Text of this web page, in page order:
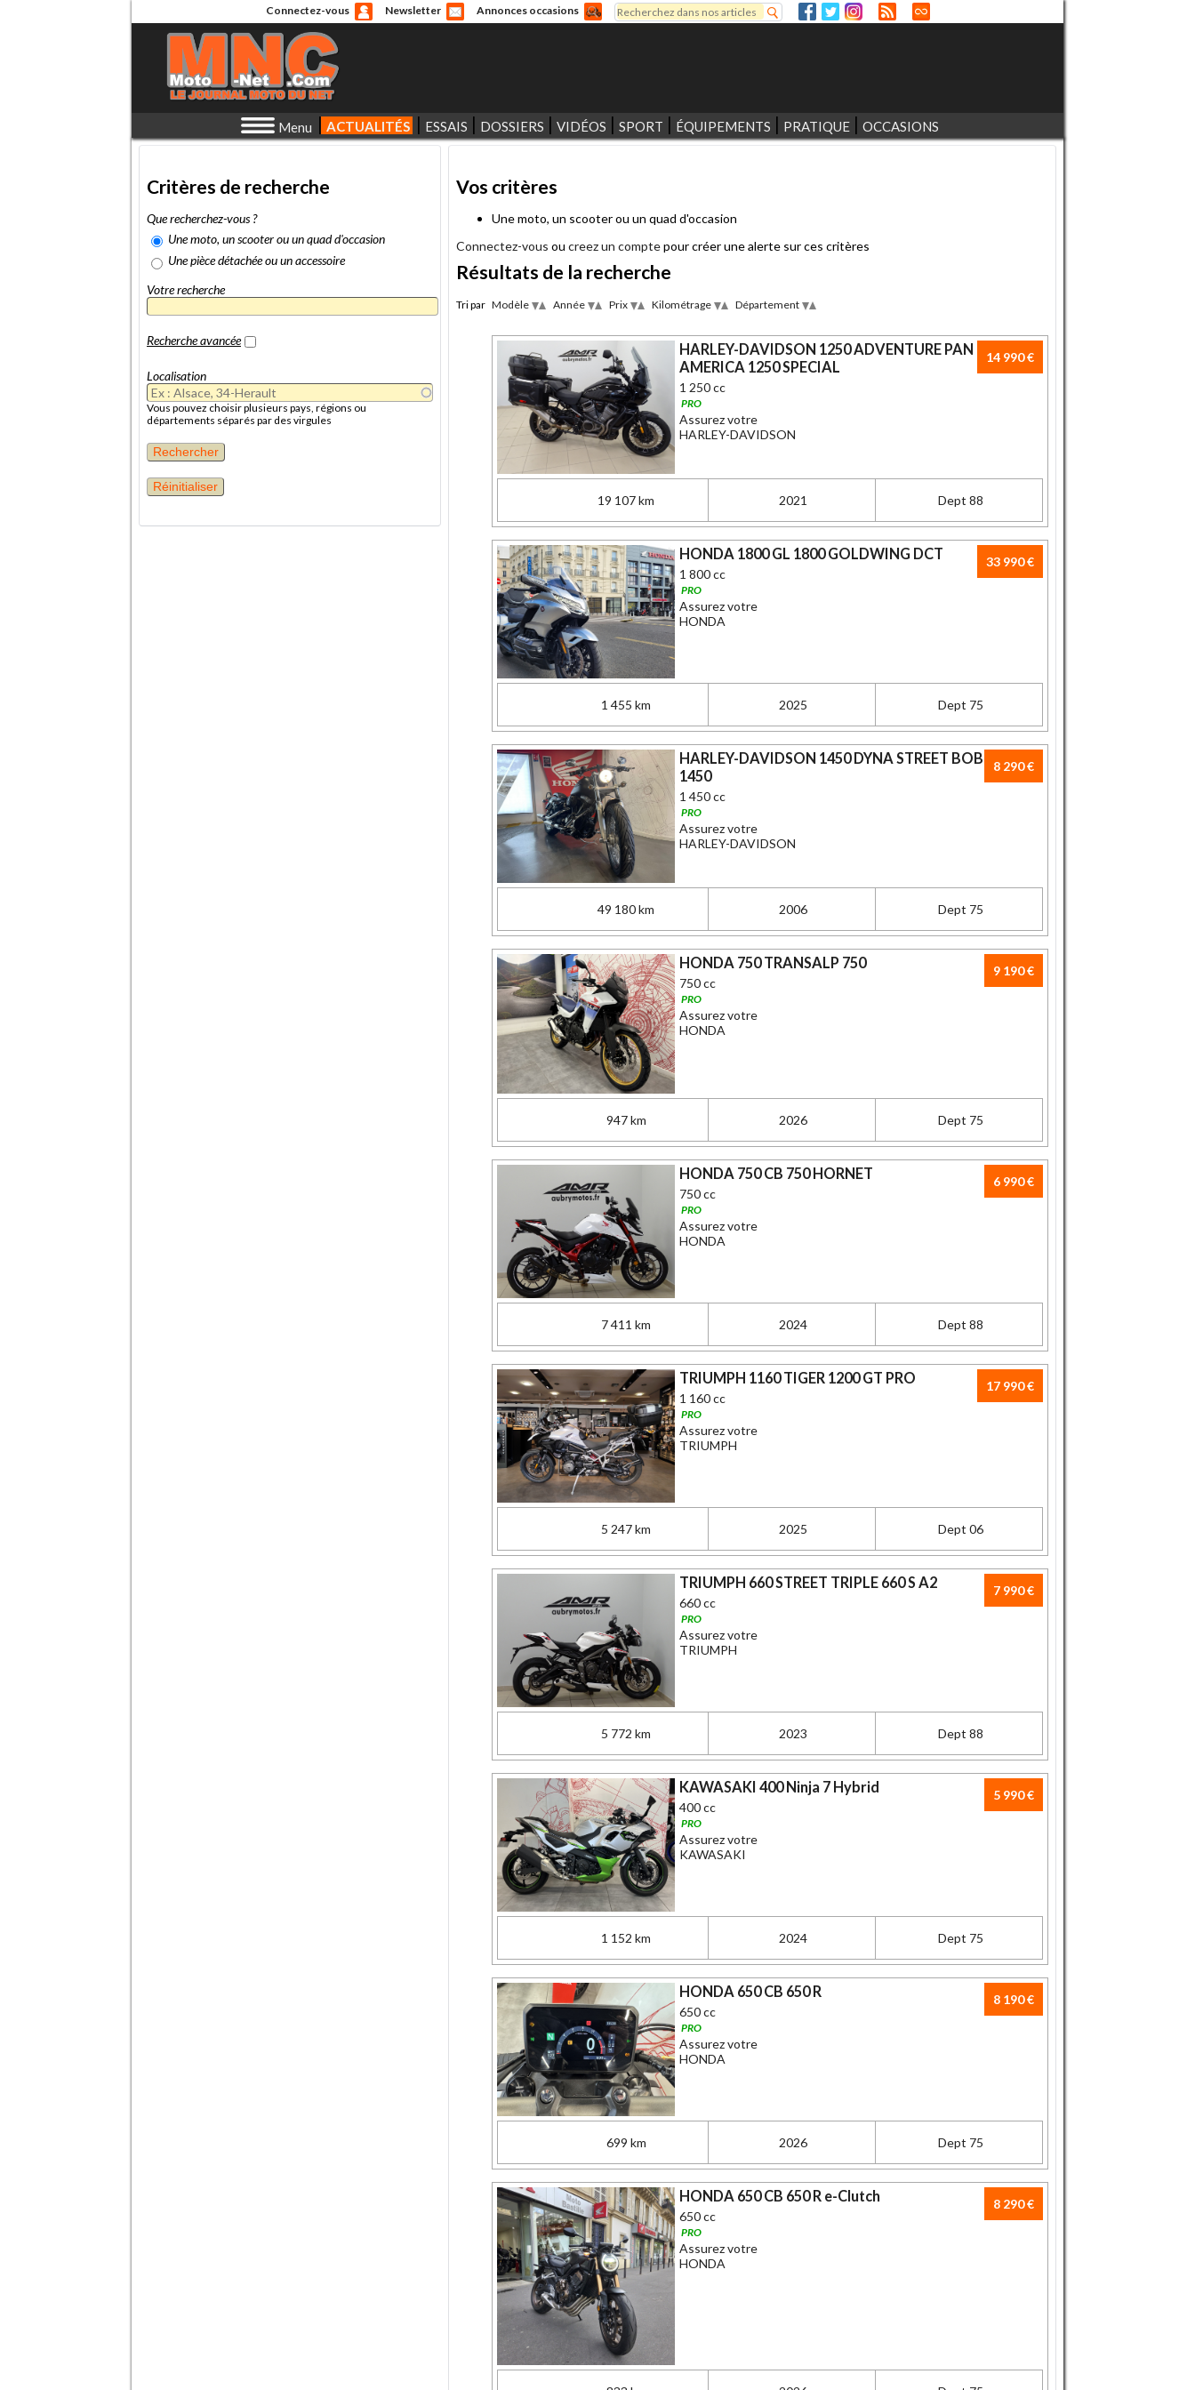
Connectez-vous Newsletter Annonces occasions
Formulaire de recherche
Rechercher
Menu ACTUALITÉS ESSAIS DOSSIERS VIDÉOS SPORT ÉQUIPEMENTS PRATIQUE OCCASIONS
Critères de recherche
Que recherchez-vous ?
Une moto, un scooter ou un quad d'occasion
Une pièce détachée ou un accessoire
Votre recherche
Recherche avancée
Localisation
Vous pouvez choisir plusieurs pays, régions ou
départements séparés par des virgules
Vos critères
Une moto, un scooter ou un quad d'occasion
Connectez-vous ou creez un comptepour créer une alerte sur ces critères
Résultats de la recherche
Tri par Modèle AscDesc
Année AscDesc
Prix AscDesc
Kilométrage AscDesc
Département Asc
14 990 €
HARLEY-DAVIDSON 1250 ADVENTURE PAN
AMERICA 1250 SPECIAL
1 250 cc
PRO
Assurez votre
HARLEY-DAVIDSON
19 107 km 2021 Dept 88
33 990 €
HONDA 1800 GL 1800 GOLDWING DCT
1 800 cc
PRO
Assurez votre
HONDA
1 455 km 2025 Dept 75
8 290 €
HARLEY-DAVIDSON 1450 DYNA STREET BOB
1450
1 450 cc
PRO
Assurez votre
HARLEY-DAVIDSON
49 180 km 2006 Dept 75
9 190 €
HONDA 750 TRANSALP 750
750 cc
PRO
Assurez votre
HONDA
947 km 2026 Dept 75
6 990 €
HONDA 750 CB 750 HORNET
750 cc
PRO
Assurez votre
HONDA
7 411 km 2024 Dept 88
17 990 €
TRIUMPH 1160 TIGER 1200 GT PRO
1 160 cc
PRO
Assurez votre
TRIUMPH
5 247 km 2025 Dept 06
7 990 €
TRIUMPH 660 STREET TRIPLE 660 S A2
660 cc
PRO
Assurez votre
TRIUMPH
5 772 km 2023 Dept 88
5 990 €
KAWASAKI 400 Ninja 7 Hybrid
400 cc
PRO
Assurez votre
KAWASAKI
1 152 km 2024 Dept 75
8 190 €
HONDA 650 CB 650 R
650 cc
PRO
Assurez votre
HONDA
699 km 2026 Dept 75
8 290 €
HONDA 650 CB 650 R e-Clutch
650 cc
PRO
Assurez votre
HONDA